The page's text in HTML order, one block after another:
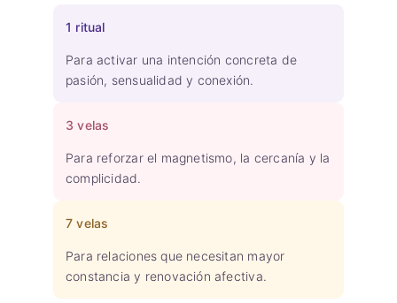
1 ritual
Para activar una intención concreta de
pasión, sensualidad y conexión.
3 velas
Para reforzar el magnetismo, la cercanía y la
complicidad.
7 velas
Para relaciones que necesitan mayor
constancia y renovación afectiva.